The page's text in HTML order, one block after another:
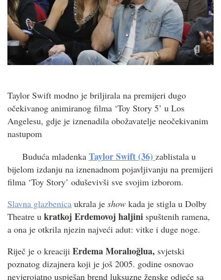
Taylor Swift modno je briljirala na premijeri dugo
očekivanog animiranog filma ‘Toy Story 5’ u Los
Angelesu, gdje je iznenadila obožavatelje neočekivanim
nastupom
Buduća mladenka Taylor Swift (36) zablistala u
bijelom izdanju na iznenadnom pojavljivanju na premijeri
filma ‘Toy Story’ oduševivši sve svojim izborom.
Slavna glazbenica ukrala je show kada je stigla u Dolby
Theatre u kratkoj Erdemovoj haljini spuštenih ramena,
a ona je otkrila njezin najveći adut: vitke i duge noge.
Riječ je o kreaciji Erdema Moralıoğlua, svjetski
poznatog dizajnera koji je još 2005. godine osnovao
nevjerojatno uspješan brend luksuzne ženske odjeće sa